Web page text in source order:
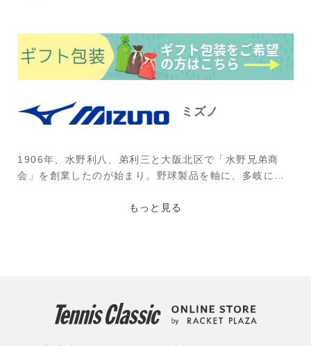
ミズノ
1906年、水野利八、弟利三と大阪北区で「水野兄弟商
会」を創業したのが始まり。野球製品を軸に、多岐にわ
スラケットの試作を開始。1952年にはテニス・バドミン
使用選手：ダニエル太郎(エイブル)、ロベルト・バウテ
もっと見る